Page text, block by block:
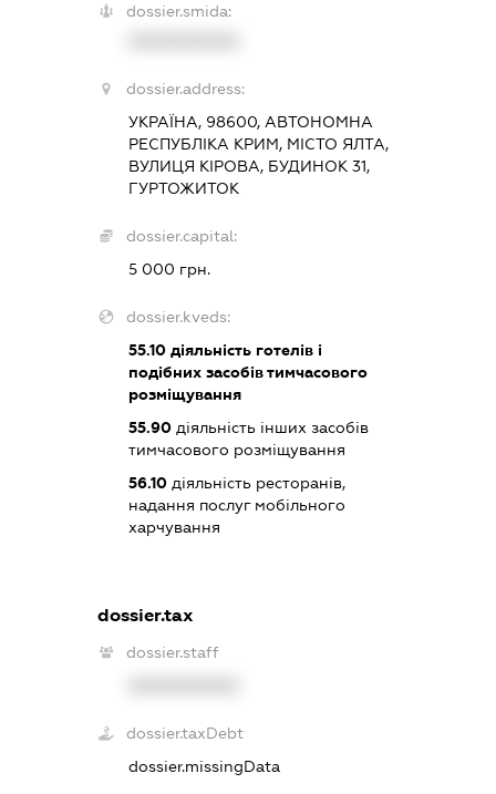
dossier.smida:
dossier.address:
УКРАЇНА, 98600, АВТОНОМНА
РЕСПУБЛІКА КРИМ, МІСТО ЯЛТА,
ВУЛИЦЯ КІРОВА, БУДИНОК 31,
ГУРТОЖИТОК
dossier.capital:
5 000 грн.
dossier.kveds:
55.10 діяльність готелів і
подібних засобів тимчасового
розміщування
55.90 діяльність інших засобів
тимчасового розміщування
56.10 діяльність ресторанів,
надання послуг мобільного
харчування
dossier.tax
dossier.staff
dossier.taxDebt
dossier.missingData